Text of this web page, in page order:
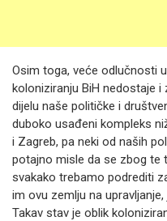
Osim toga, veće odlučnosti
koloniziranju BiH nedostaje
dijelu naše političke i
duboko usađeni kompleks
i Zagreb, pa neki od naših
potajno misle da se zbog te
svakako trebamo podrediti
im ovu zemlju na
Takav stav je oblik